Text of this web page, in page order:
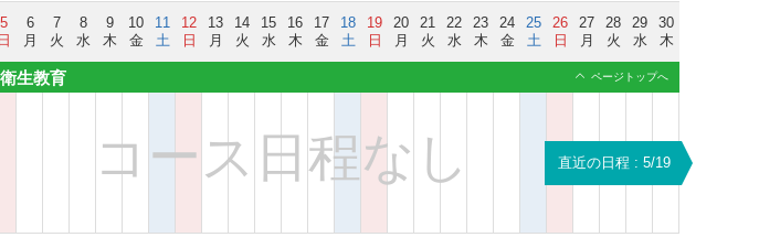
5
日
6
月
7
火
8
水
9
木
10
金
11
土
12
日
13
月
14
火
15
水
16
木
17
金
18
土
19
日
20
月
21
火
22
水
23
木
24
金
25
土
26
日
27
月
28
火
29
水
30
木
生教育 ページトップへ
コース日程なし 直近の日程 : 5/19